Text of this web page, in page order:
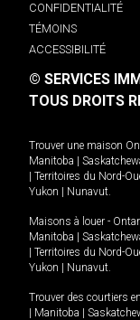
CONFIDENTIALITÉ
TÉMOINS
ACCESSIBILITÉ
© SERVICES
TOUS DROITS
Trouver une maison
Manitoba
Territoires du Nord-
Yukon
Nunavut.
Maisons à louer -
Manitoba
Territoires du Nord-
Yukon
Nunavut.
Trouver des courtiers en
Manitoba